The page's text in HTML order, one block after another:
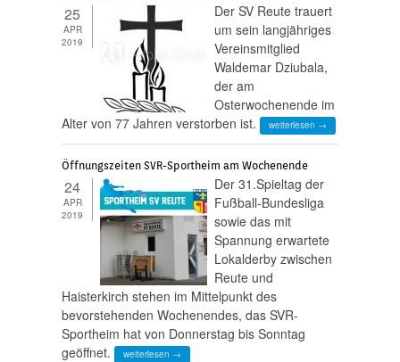
25
APR
2019
Der SV Reute trauert
um sein langjähriges
Vereinsmitglied
Waldemar Dziubala,
der am
Osterwochenende im
Alter von 77 Jahren verstorben ist.
weiterlesen →
Öffnungszeiten SVR-Sportheim am Wochenende
24
APR
2019
Der 31.Spieltag der
Fußball-Bundesliga
sowie das mit
Spannung erwartete
Lokalderby zwischen
Reute und
Haisterkirch stehen im Mittelpunkt des
bevorstehenden Wochenendes, das SVR-
Sportheim hat von Donnerstag bis Sonntag
geöffnet.
weiterlesen →